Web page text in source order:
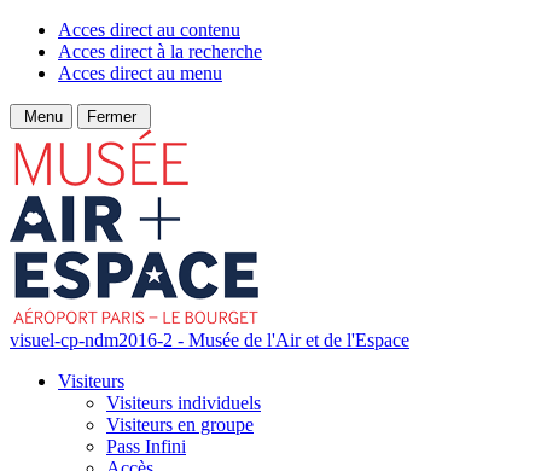
Acces direct au contenu
Acces direct à la recherche
Acces direct au menu
Menu Fermer
visuel-cp-ndm2016-2 - Musée de l'Air et de l'Espace
Visiteurs
Visiteurs individuels
Visiteurs en groupe
Pass Infini